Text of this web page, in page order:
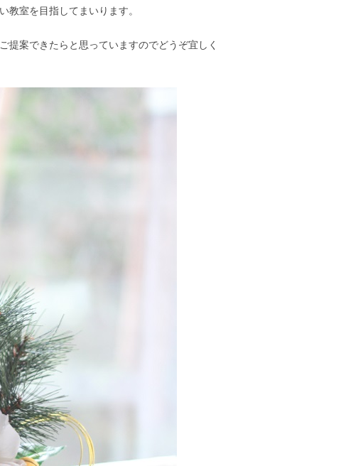
教室を目指してまいります。
提案できたらと思っていますのでどうぞ宜しく